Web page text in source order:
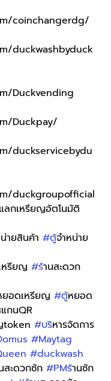
coinchangerdg/
duckwashbyduck
Duckvending
Duckpay/
duckservicebydu
duckgroupofficial
ลกเหรียญอัตโนมัติ
ายสินค้า #ตู้จำหน่าย
หรียญ #ร้านสะดวก
อดเหรียญ #ตู้หยอด
กนQR
#บริหารจัดการ
#Maytag
#duckwash
สะดวกซัก #PMร้านซัก